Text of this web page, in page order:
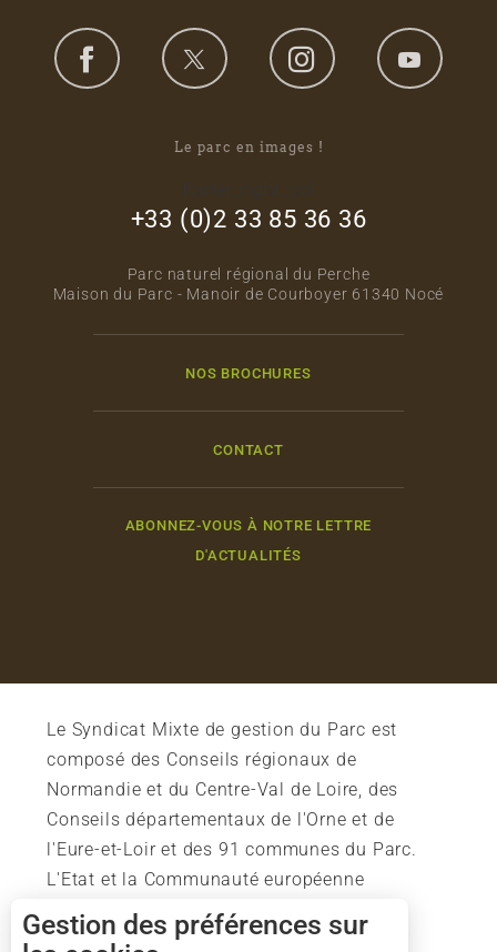
Le parc en images !
+33 (0)2 33 85 36 36
Parc naturel régional du Perche
Maison du Parc - Manoir de Courboyer 61340 Nocé
NOS BROCHURES
CONTACT
ABONNEZ-VOUS À NOTRE LETTRE
D'ACTUALITÉS
Le Syndicat Mixte de gestion du Parc est
composé des Conseils régionaux de
Normandie et du Centre-Val de Loire, des
Conseils départementaux de l'Orne et de
l'Eure-et-Loir et des 91 communes du Parc.
L'Etat et la Communauté européenne
soutiennent également l'action du Parc.
Gestion des préférences sur